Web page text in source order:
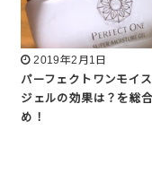
2019年2月1日
パーフェクトワンモイ
ジェルの効果は？を総
め！